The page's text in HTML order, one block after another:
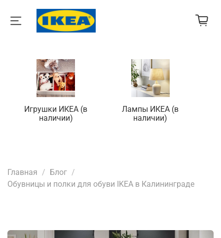
Игрушки ИКЕА (в
наличии)
Лампы ИКЕА (в
наличии)
Главная
Блог
Обувницы и полки для обуви IKEA в Калининграде